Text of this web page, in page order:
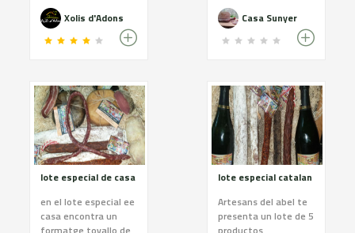
conservantes, sin
aditivos y que nos
transportan ese
sabor de antes de los
natural con los aires
del Aneto y las
Maladetas mientras
reposan al frío y
oscuridad durante 2 a
6 meses. Carne
magra, un poco de
pimienta, amasado
con las manos y
Xolis d'Adons Casa Sunyer
lote especial de casa
en el lote especial ee
casa encontra un
lote especial catalan
Artesans del abel te
presenta un lote de 5